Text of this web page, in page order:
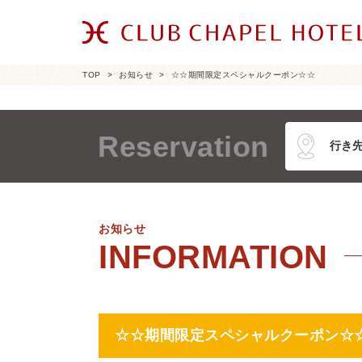
TOP お知らせ ☆☆期間限定スペシャルクーポン☆☆
Reservation
お知らせ
☆☆期間限定スペシャルクーポン